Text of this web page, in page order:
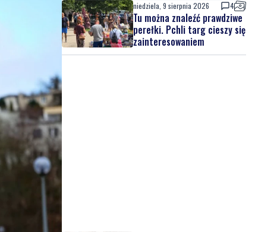
niedziela, 9 sierpnia 2026 4
Tu można znaleźć prawdziwe
perełki. Pchli targ cieszy się
zainteresowaniem